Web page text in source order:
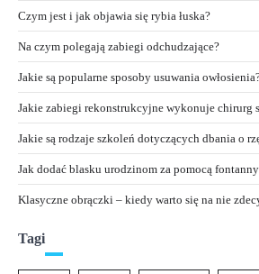
Czym jest i jak objawia się rybia łuska?
Na czym polegają zabiegi odchudzające?
Jakie są popularne sposoby usuwania
Jakie zabiegi rekonstrukcyjne wykonuje chirurg
Jakie są rodzaje szkoleń dotyczących dbania o
Jak dodać blasku urodzinom za pomocą
Klasyczne obrączki – kiedy warto się na nie
Tagi